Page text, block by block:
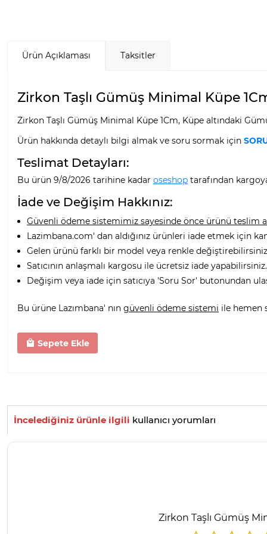
Ürün Açıklaması Taksitler
Zirkon Taşlı Gümüş Minimal Küpe
Zirkon Taşlı Gümüş Minimal Küpe 1Cm, Küpe altındaki
Ürün hakkında detaylı bilgi almak ve soru sormak için
Teslimat Detayları:
Bu ürün 9/8/2026 tarihine kadar oseshop tarafından
İade ve Değişim Hakkınız:
Güvenli ödeme sistemimiz sayesinde önce ürünü teslim
Lazimbana.com' dan aldığınız ürünleri iade etmek için
Gelen ürünü farklı bir model veya renkle
Satıcının anlaşmalı kargosu ile ücretsiz iade yapabilirsiniz.
Değişim veya iade için satıcıya 'Soru Sor' butonundan
Bu ürüne Lazımbana' nın güvenli ödeme sistemi ile hemen
Sepete Ekle
İncelediğiniz ürünle ilgili kullanıcı yorumları
Zirkon Taşlı Gümüş